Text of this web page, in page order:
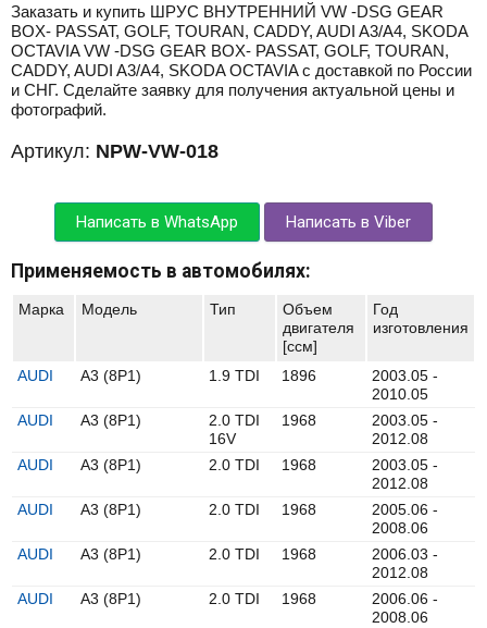
Заказать и купить ШРУС ВНУТРЕННИЙ VW -DSG GEAR
BOX- PASSAT, GOLF, TOURAN, CADDY, AUDI A3/A4, SKODA
OCTAVIA VW -DSG GEAR BOX- PASSAT, GOLF, TOURAN,
CADDY, AUDI A3/A4, SKODA OCTAVIA с доставкой по России
и СНГ. Сделайте заявку для получения актуальной цены и
фотографий.
Артикул: NPW-VW-018
Написать в WhatsApp Написать в Viber
Применяемость в автомобилях:
Марка Модель Тип
Объем
двигателя
[ccм]
Год
изготовления
AUDI A3 (8P1) 1.9 TDI 1896
2003.05 -
2010.05
AUDI
A3 (8P1)
2.0 TDI
16V
1968
2003.05 -
2012.08
AUDI
A3 (8P1) 2.0 TDI 1968
2003.05 -
2012.08
AUDI
A3 (8P1) 2.0 TDI 1968
2005.06 -
2008.06
AUDI
A3 (8P1) 2.0 TDI 1968
2006.03 -
2012.08
AUDI
A3 (8P1) 2.0 TDI 1968
2006.06 -
2008.06